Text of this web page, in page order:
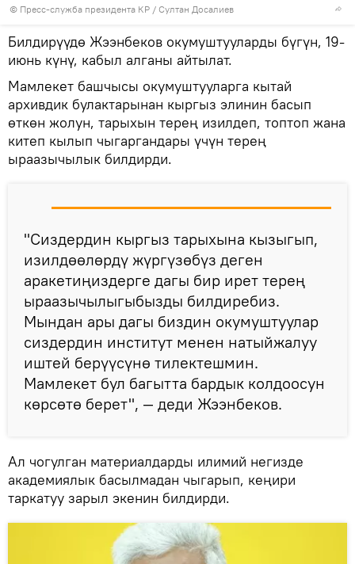
© Пресс-служба президента КР / Султан Досалиев
Билдирүүдө Жээнбеков окумуштууларды бүгүн, 19-
июнь күнү, кабыл алганы айтылат.
Мамлекет башчысы окумуштууларга кытай
архивдик булактарынан кыргыз элинин басып
өткөн жолун, тарыхын терең изилдеп, топтоп жана
китеп кылып чыгаргандары үчүн терең
ыраазычылык билдирди.
"Сиздердин кыргыз тарыхына кызыгып,
изилдөөлөрдү жүргүзөбүз деген
аракетиңиздерге дагы бир ирет терең
ыраазычылыгыбызды билдиребиз.
Мындан ары дагы биздин окумуштуулар
сиздердин институт менен натыйжалуу
иштей берүүсүнө тилектешмин.
Мамлекет бул багытта бардык колдоосун
көрсөтө берет", — деди Жээнбеков.
Ал чогулган материалдарды илимий негизде
академиялык басылмадан чыгарып, кеңири
таркатуу зарыл экенин билдирди.